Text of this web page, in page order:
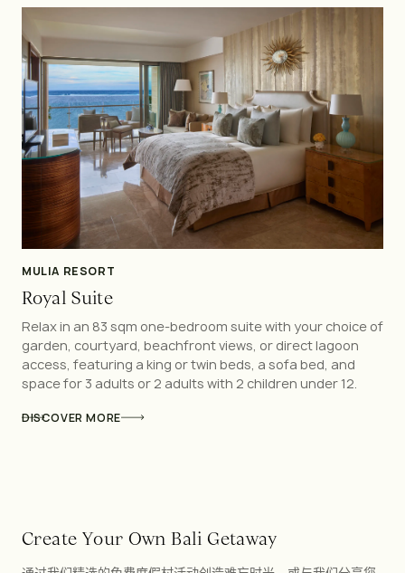
MULIA RESORT
Royal Suite
Relax in an 83 sqm one-bedroom suite with your choice of
garden, courtyard, beachfront views, or direct lagoon
access, featuring a king or twin beds, a sofa bed, and
space for 3 adults or 2 adults with 2 children under 12.
DISCOVER MORE
Create Your Own Bali Getaway